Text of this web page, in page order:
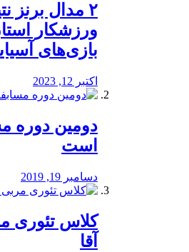
ورزشکار
بازی‌های
اکتبر 12, 2023
دومین دوره
است
دسامبر 19, 2019
آقا